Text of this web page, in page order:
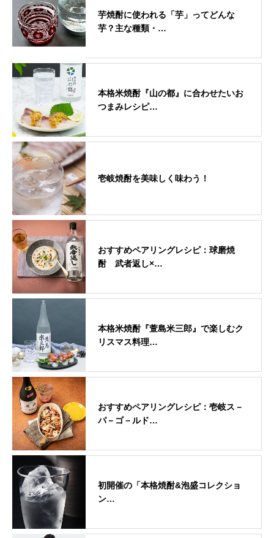
芋焼酎に使われる「芋」ってどんな
芋？主な種類・…
本格米焼酎『山の都』に合わせたいお
つまみレシピ…
壱岐焼酎を美味しく味わう！
おすすめペアリングレシピ：球磨焼
酎 武者返し×…
本格米焼酎『萱島米三郎』で楽しむク
リスマス料理…
おすすめペアリングレシピ：壱岐ス－
パ－ゴ－ルド…
初開催の「本格焼酎&泡盛コレクショ
ン…